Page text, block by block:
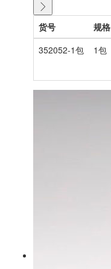
货号 规格
352052-1包
1包